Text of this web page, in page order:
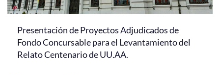
Presentación de Proyectos Adjudicados de
Fondo Concursable para el Levantamiento del
Relato Centenario de UU.AA.